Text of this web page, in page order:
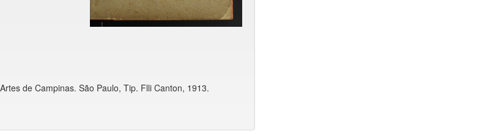
de Campinas. São Paulo, Tip. Flli Canton, 1913.